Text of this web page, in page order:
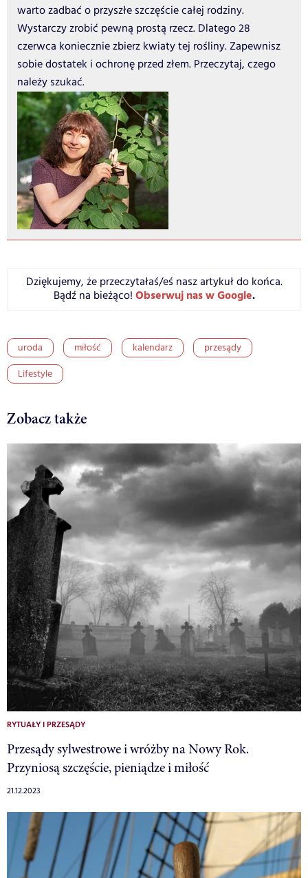
warto zadbać o przyszłe szczęście całej rodziny.
Wystarczy zrobić pewną prostą rzecz. Dlatego 28
czerwca koniecznie zbierz kwiaty tej rośliny. Zapewnisz
sobie dostatek i ochronę przed złem. Przeczytaj, czego
należy szukać.
Dziękujemy, że przeczytałaś/eś nasz artykuł do końca.
Bądź na bieżąco! Obserwuj nas w Google.
uroda miłość kalendarz
przesądy
Lifestyle
Zobacz także
RYTUAŁY I PRZESĄDY
Przesądy sylwestrowe i wróżby na Nowy Rok.
Przyniosą szczęście, pieniądze i miłość
21.12.2023